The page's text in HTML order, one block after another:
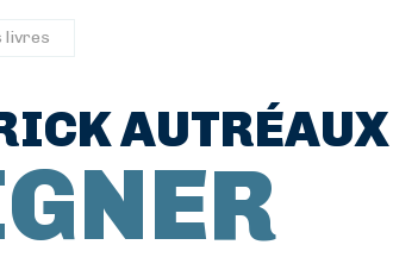
livres
AUTRÉAUX